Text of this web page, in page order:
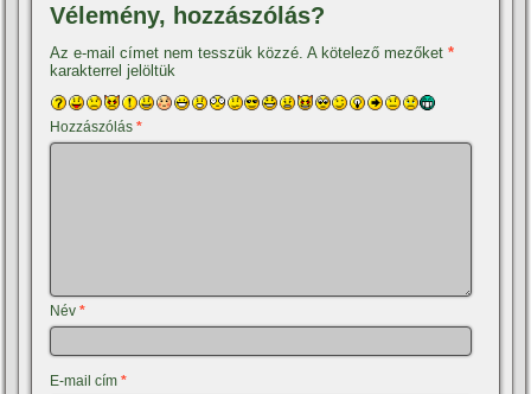
Vélemény, hozzászólás?
Az e-mail címet nem tesszük közzé. A kötelező mezőket*
karakterrel jelöltük
Hozzászólás*
Név*
E-mail cím*